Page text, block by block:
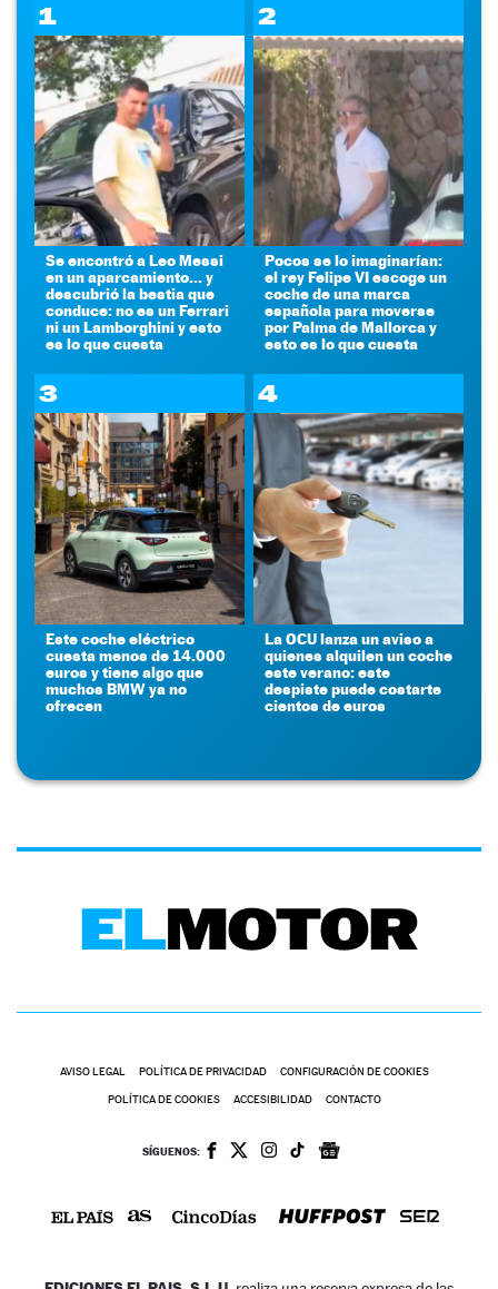
1
Se encontró a Leo Messi
en un aparcamiento... y
descubrió la bestia que
conduce: no es un Ferrari
ni un Lamborghini y esto
es lo que cuesta
2
Pocos se lo imaginarían:
el rey Felipe VI escoge un
coche de una marca
española para moverse
por Palma de Mallorca y
esto es lo que cuesta
3
Este coche eléctrico
cuesta menos de 14.000
euros y tiene algo que
muchos BMW ya no
ofrecen
4
La OCU lanza un aviso a
quienes alquilen un coche
este verano: este
despiste puede costarte
cientos de euros
AVISO LEGAL POLÍTICA DE PRIVACIDAD CONFIGURACIÓN DE COOKIES
POLÍTICA DE COOKIES ACCESIBILIDAD CONTACTO
SÍGUENOS: